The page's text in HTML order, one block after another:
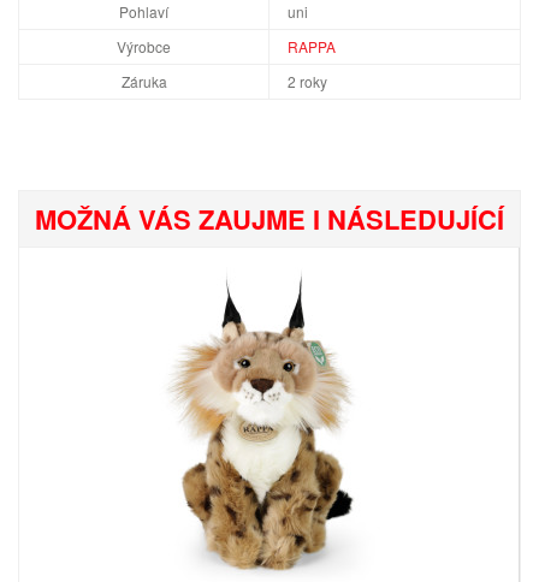
Pohlaví
uni
Výrobce
RAPPA
Záruka
2 roky
MOŽNÁ VÁS ZAUJME I NÁSLEDUJÍCÍ